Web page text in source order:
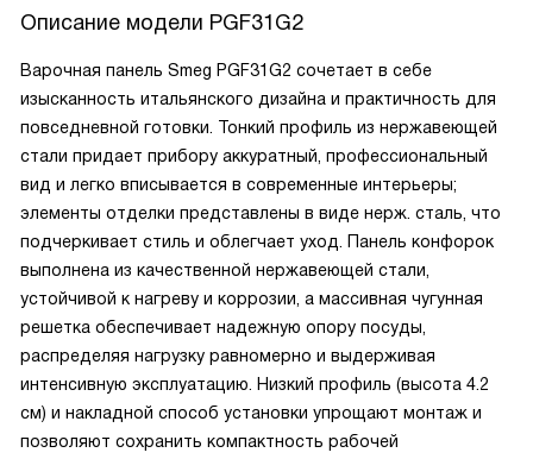
Описание модели PGF31G2
Варочная панель Smeg PGF31G2 сочетает в себе
изысканность итальянского дизайна и практичность для
повседневной готовки. Тонкий профиль из нержавеющей
стали придает прибору аккуратный, профессиональный
вид и легко вписывается в современные интерьеры;
элементы отделки представлены в виде нерж. сталь, что
подчеркивает стиль и облегчает уход. Панель конфорок
выполнена из качественной нержавеющей стали,
устойчивой к нагреву и коррозии, а массивная чугунная
решетка обеспечивает надежную опору посуды,
распределяя нагрузку равномерно и выдерживая
интенсивную эксплуатацию. Низкий профиль (высота 4.2
см) и накладной способ установки упрощают монтаж и
позволяют сохранить компактность рабочей